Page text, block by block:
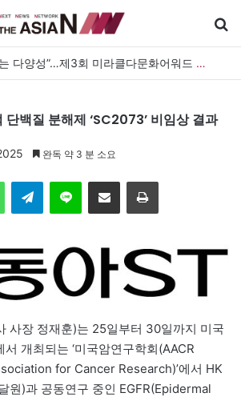
“차이가 창조하는 다양성”…제3회 미라클다문화어워드 시상식
단백질 분해제 ‘SC2073’ 비임상 결과
완독 약 3 분 소요
WhatsAppTelegramLine 이메일 인쇄
사장 정재훈)는 25일부터 30일까지 미국
개최되는 ‘미국암연구학회(AACR
for Cancer Research)’에서 HK
원)과 공동연구 중인 EGFR(Epidermal